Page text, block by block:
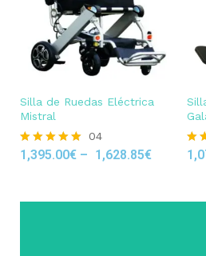
Silla de Ruedas Eléctrica
Mistral
Rated
04
1,395.00€ – 1,628.85€